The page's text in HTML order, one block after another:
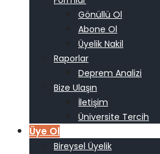
Gönüllü Ol
Abone Ol
Üyelik Nakil
Raporlar
Deprem Analizi
Bize Ulaşın
İletişim
Üniversite Tercih
Üye Ol
Bireysel Üyelik